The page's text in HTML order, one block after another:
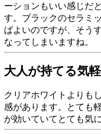
ーションもいい感じだ
す。ブラックのセラミ
ばよいのですが、そう
なってしまいますね。
大人が持てる気
クリアホワイトよりも
感があります。とても
が効いていてとても気